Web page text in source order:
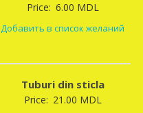
Price: 6.00 MDL
Добавить в список желаний
Tuburi din sticla
Price: 21.00 MDL